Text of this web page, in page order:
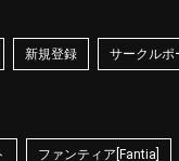
新規登録 サークルポ
ファンティア[Fantia]